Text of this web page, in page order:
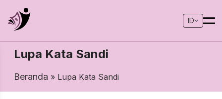
ID
Lupa Kata Sandi
Beranda » Lupa Kata Sandi